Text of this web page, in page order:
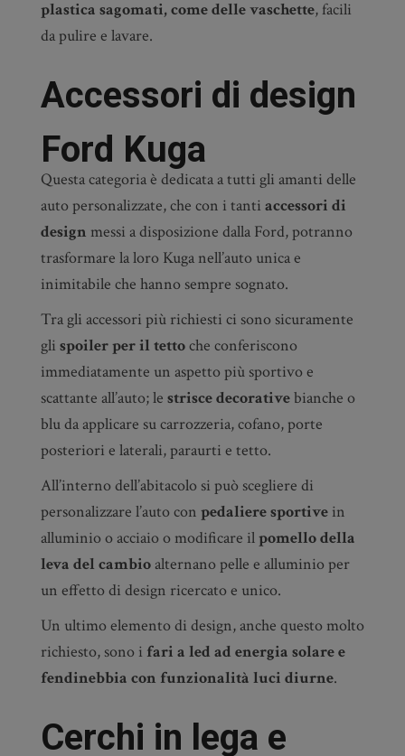
plastica sagomati, come delle vaschette, facili
da pulire e lavare.
Accessori di design
Ford Kuga
Questa categoria è dedicata a tutti gli amanti delle
auto personalizzate, che con i tanti accessori di
design messi a disposizione dalla Ford, potranno
trasformare la loro Kuga nell’auto unica e
inimitabile che hanno sempre sognato.
Tra gli accessori più richiesti ci sono sicuramente
gli spoiler per il tettoche conferiscono
immediatamente un aspetto più sportivo e
scattante all’auto; le strisce decorativebianche o
blu da applicare su carrozzeria, cofano, porte
posteriori e laterali, paraurti e tetto.
All’interno dell’abitacolo si può scegliere di
personalizzare l’auto con pedaliere sportive in
alluminio o acciaio o modificare ilpomello della
leva del cambioalternano pelle e alluminio per
un effetto di design ricercato e unico.
Un ultimo elemento di design, anche questo molto
richiesto, sono i fari a led ad energia solare e
fendinebbia con funzionalità luci diurne.
Cerchi in lega e